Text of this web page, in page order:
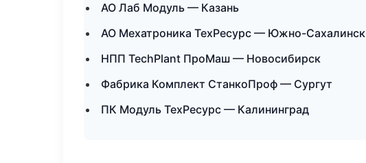
АО Лаб Модуль — Казань
АО Мехатроника ТехРесурс — Южно-Сахалинск
НПП TechPlant ПроМаш — Новосибирск
Фабрика Комплект СтанкоПроф — Сургут
ПК Модуль ТехРесурс — Калининград